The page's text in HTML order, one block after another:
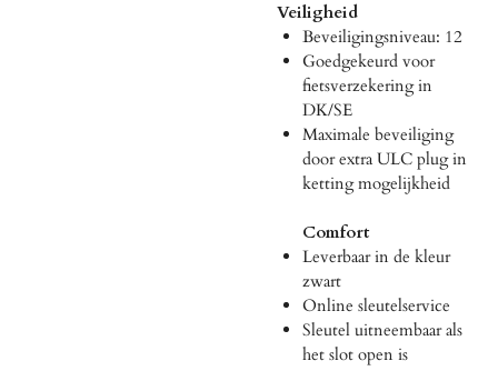
Veiligheid
Beveiligingsniveau: 12
Goedgekeurd voor
fietsverzekering in
DK/SE
Maximale beveiliging
door extra ULC plug in
ketting mogelijkheid
Comfort
Leverbaar in de kleur
zwart
Online sleutelservice
Sleutel uitneembaar als
het slot open is